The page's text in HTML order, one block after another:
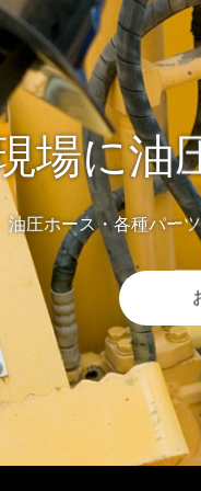
場に油
油圧ホース・各種パー